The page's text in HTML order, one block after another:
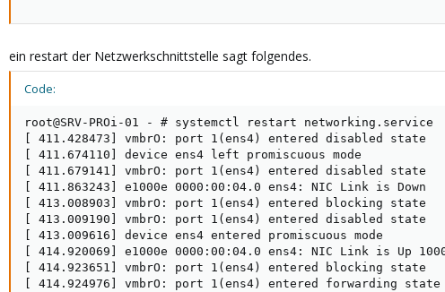
ein restart der Netzwerkschnittstelle sagt folgendes.
Code:
root@SRV-PROi-01 - # systemctl restart networking.service
[ 411.428473] vmbrO: port 1(ens4) entered disabled state
[ 411.674110] device ens4 left promiscuous mode
[ 411.679141] vmbrO: port 1(ens4) entered disabled state
[ 411.863243] e1000e 0000:00:04.0 ens4: NIC Link is Down
[ 413.008903] vmbrO: port 1(ens4) entered blocking state
[ 413.009190] vmbrO: port 1(ens4) entered disabled state
[ 413.009616] device ens4 entered promiscuous mode
[ 414.920069] e1000e 0000:00:04.0 ens4: NIC Link is Up
[ 414.923651] vmbrO: port 1(ens4) entered blocking state
[ 414.924976] vmbrO: port 1(ens4) entered forwarding state